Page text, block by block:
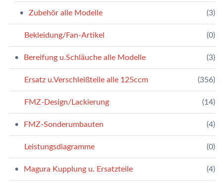
Zubehör alle Modelle (3)
Bekleidung/Fan-Artikel (0)
Bereifung u.Schläuche alle Modelle (3)
Ersatz u.Verschleißteile alle 125ccm (356)
FMZ-Design/Lackierung (14)
FMZ-Sonderumbauten (4)
Leistungsdiagramme (0)
Magura Kupplung u. Ersatzteile (4)